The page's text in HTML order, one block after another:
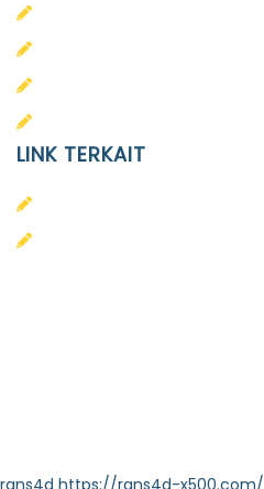
LINK TERKAIT
rans4d https://rans4d-x500.com/